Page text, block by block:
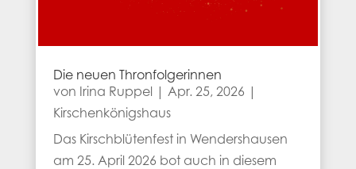
Die neuen Thronfolgerinnen
von Irina Ruppel Apr. 25, 2026
Kirschenkönigshaus
Das Kirschblütenfest in Wendershausen
am 25. April 2026 bot auch in diesem